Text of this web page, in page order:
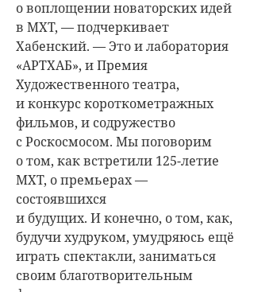
о воплощении новаторских идей
в МХТ, — подчеркивает
Хабенский. — Это и лаборатория
«АРТХАБ», и Премия
Художественного театра,
и конкурс короткометражных
фильмов, и содружество
с Роскосмосом. Мы поговорим
о том, как встретили 125-летие
МХТ, о премьерах —
состоявшихся
и будущих. И конечно, о том, как,
будучи худруком, умудряюсь ещё
играть спектакли, заниматься
своим благотворительным